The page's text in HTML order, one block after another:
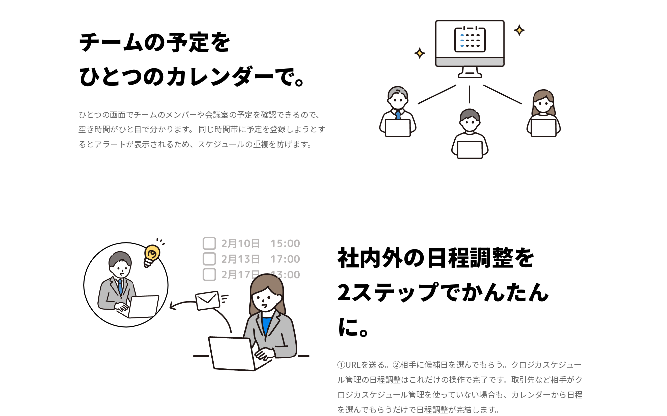
チームの予定を
ひとつのカレンダーで。
ひとつの画面でチームのメンバーや会議室の予定を確認できるので、
空き時間がひと目で分かります。 同じ時間帯に予定を登録しようとす
るとアラートが表示されるため、スケジュールの重複を防げます。
社内外の日程調整を
2ステップでかんたん
に。
①URLを送る。②相手に候補日を選んでもらう。クロジカスケジュー
ル管理の日程調整はこれだけの操作で完了です。取引先など相手がク
ロジカスケジュール管理を使っていない場合も、カレンダーから日程
を選んでもらうだけで日程調整が完結します。